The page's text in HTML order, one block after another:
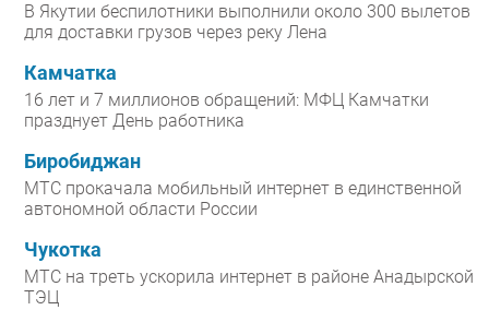
В Якутии беспилотники выполнили около 300 вылетов
для доставки грузов через реку Лена
Камчатка
16 лет и 7 миллионов обращений: МФЦ Камчатки
празднует День работника
Биробиджан
МТС прокачала мобильный интернет в единственной
автономной области России
Чукотка
МТС на треть ускорила интернет в районе Анадырской
ТЭЦ